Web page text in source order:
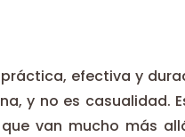
efectiva y
y no es casualidad.
van mucho más